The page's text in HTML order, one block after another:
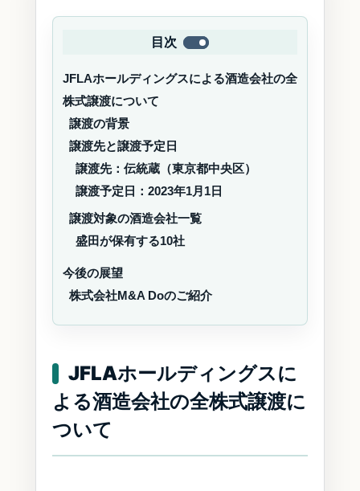
目次
JFLAホールディングスによる酒造会社の全
株式譲渡について
譲渡の背景
譲渡先と譲渡予定日
譲渡先：伝統蔵（東京都中央区）
譲渡予定日：2023年1月1日
譲渡対象の酒造会社一覧
盛田が保有する10社
今後の展望
株式会社M&A Doのご紹介
JFLAホールディングスに
よる酒造会社の全株式譲渡に
ついて